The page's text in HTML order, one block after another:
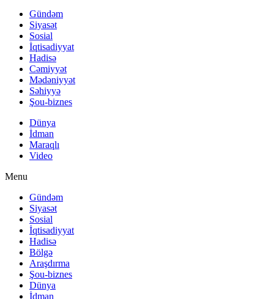
Gündəm
Siyasət
Sosial
İqtisadiyyat
Hadisə
Cəmiyyət
Mədəniyyət
Səhiyyə
Şou-biznes
Dünya
İdman
Maraqlı
Video
Menu
Gündəm
Siyasət
Sosial
İqtisadiyyat
Hadisə
Bölgə
Araşdırma
Şou-biznes
Dünya
İdman